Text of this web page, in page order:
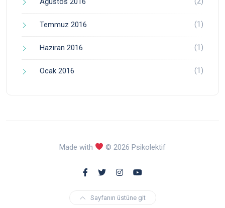
Temmuz 2016 (1)
Haziran 2016 (1)
Ocak 2016 (1)
Made with © 2026 Psikolektif
Sayfanın üstüne git